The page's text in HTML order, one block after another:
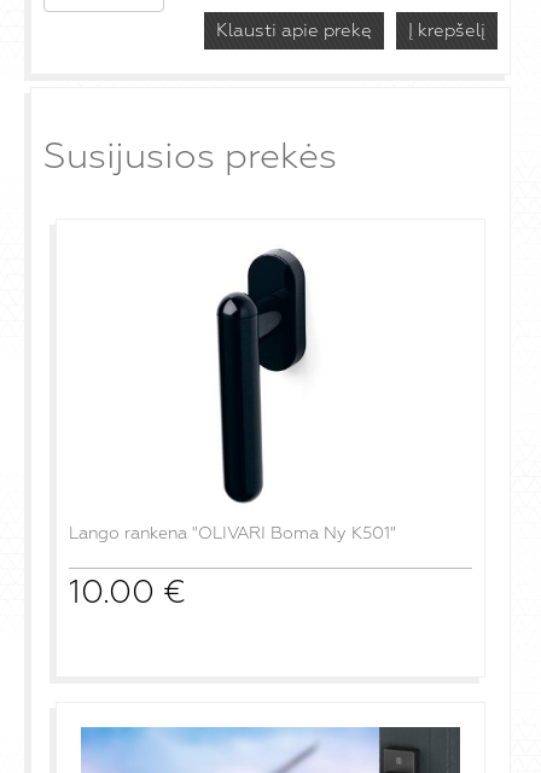
Klausti apie prekę
Susijusios prekės
Lango rankena "OLIVARI Boma Ny K501"
10.00 €